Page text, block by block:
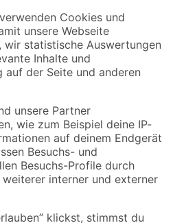
und Aktionen mehr verpassen!
Versandarten